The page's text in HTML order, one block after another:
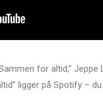
for altid,”
ligger på Spotify –